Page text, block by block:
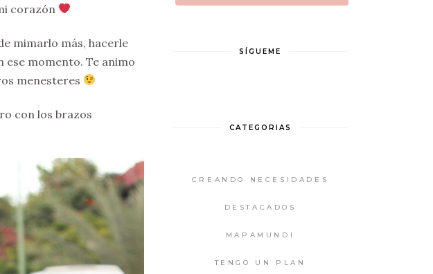
corazón
mimarlo más, hacerle
ese momento. Te animo
menesteres
con los brazos
SÍGUEME
CATEGORIAS
CREANDO NECESIDADES
DESTACADOS
MAPAMUNDI
TENGO UN PLAN